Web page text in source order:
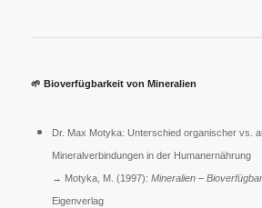
🌱 Bioverfügbarkeit von Mineralien
Dr. Max Motyka: Unterschied organischer vs.
Mineralverbindungen in der Humanernährung
→ Motyka, M. (1997): Mineralien –
Eigenverlag